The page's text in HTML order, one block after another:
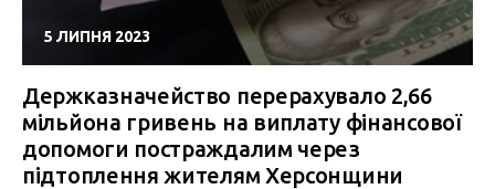
5 ЛИПНЯ 2023
Держказначейство перерахувало 2,66
мільйона гривень на виплату фінансової
допомоги постраждалим через
підтоплення жителям Херсонщини